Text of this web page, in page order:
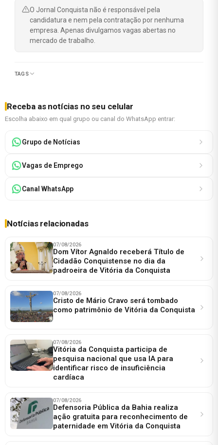
O Jornal Conquista não é responsável pela
candidatura e nem pela contratação por nenhuma
empresa. Apenas divulgamos vagas abertas no
mercado de trabalho.
TAGS
Receba as notícias no seu celular
Escolha abaixo em qual grupo ou canal do WhatsApp entrar:
Grupo de Notícias
Vagas de Emprego
Canal WhatsApp
Notícias relacionadas
07/08/2026
Dom Vítor Agnaldo receberá Título de
Cidadão Conquistense no dia da
padroeira de Vitória da Conquista
07/08/2026
Cristo de Mário Cravo será tombado
como patrimônio de Vitória da Conquista
07/08/2026
Vitória da Conquista participa de
pesquisa nacional que usa IA para
identificar risco de insuficiência
cardíaca
07/08/2026
Defensoria Pública da Bahia realiza
ação gratuita para reconhecimento de
paternidade em Vitória da Conquista